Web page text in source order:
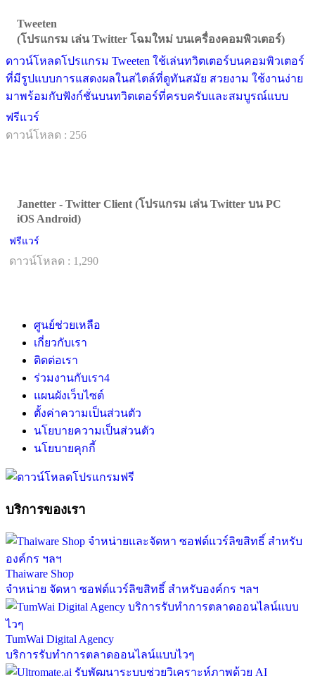
Tweeten
(โปรแกรม เล่น Twitter โฉมใหม่ บนเครื่องคอมพิวเตอร์)
ดาวน์โหลดโปรแกรม Tweeten ใช้เล่นทวิตเตอร์บนคอมพิวเตอร์
ที่มีรูปแบบการแสดงผลในสไตล์ที่ดูทันสมัย สวยงาม ใช้งานง่าย
มาพร้อมกับฟังก์ชั่นบนทวิตเตอร์ที่ครบครับและสมบูรณ์แบบ
ฟรีแวร์
ดาวน์โหลด : 256
Janetter - Twitter Client (โปรแกรม เล่น Twitter บน PC
iOS Android)
ฟรีแวร์
ดาวน์โหลด : 1,290
ศูนย์ช่วยเหลือ
เกี่ยวกับเรา
ติดต่อเรา
ร่วมงานกับเรา4
แผนผังเว็บไซต์
ตั้งค่าความเป็นส่วนตัว
นโยบายความเป็นส่วนตัว
นโยบายคุกกี้
บริการของเรา
Thaiware Shop
จำหน่าย จัดหา ซอฟต์แวร์ลิขสิทธิ์ สำหรับองค์กร ฯลฯ
TumWai Digital Agency
บริการรับทำการตลาดออนไลน์แบบไวๆ